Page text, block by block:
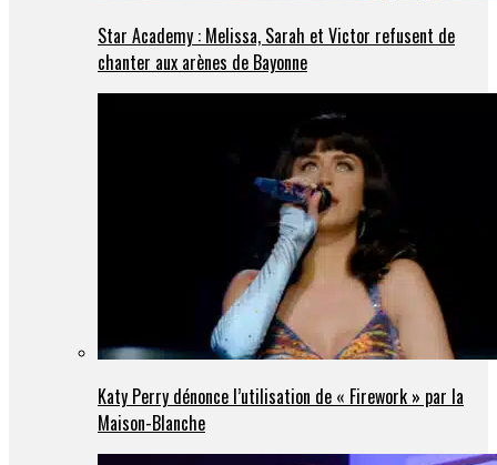
Star Academy : Melissa, Sarah et Victor refusent de
chanter aux arènes de Bayonne
Katy Perry dénonce l’utilisation de « Firework » par la
Maison-Blanche